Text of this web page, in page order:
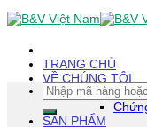
Skip
To
(tạm
dịch)
TRANG CHỦ
VỀ CHÚNG TÔI
CÔNG TY
SẢN PHẨM
Tìm
kiếm: